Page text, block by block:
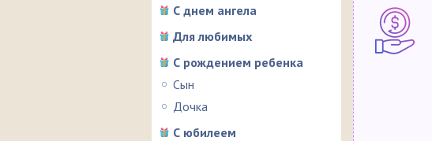
С днем ангела
Для любимых
С рождением ребенка
Сын
Дочка
С юбилеем